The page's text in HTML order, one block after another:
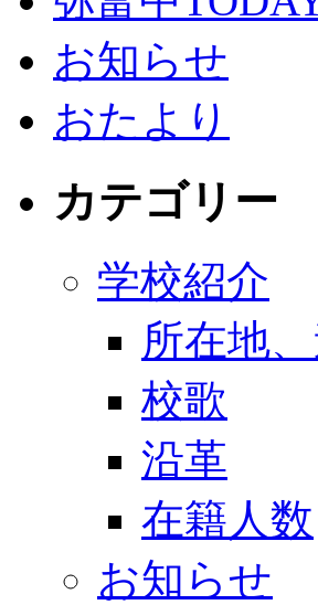
お知らせ
おたより
カテゴリー
学校紹介
所在地
校歌
沿革
在籍人数
お知らせ